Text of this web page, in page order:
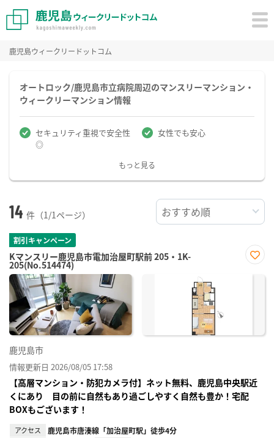
鹿児島ウィークリードットコム
オートロック/鹿児島市立病院周辺のマンスリーマンション・
ウィークリーマンション情報
セキュリティ重視で安全性
◎
女性でも安心
もっと見る
14 件（1/1ページ）
割引キャンペーン
Kマンスリー鹿児島市電加治屋町駅前 205・1K-
205(No.514474)
に入
鹿児島市
情報更新日 2026/08/05 17:58
【高層マンション・防犯カメラ付】ネット無料、鹿児島中央駅近
くにあり 目の前に自然もあり過ごしやすく自然も豊か！宅配
BOXもございます！
アクセス 鹿児島市唐湊線「加治屋町駅」徒歩4分